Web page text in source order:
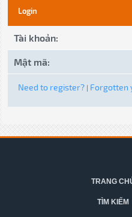
Login
Tài khoản:
Mật mã:
Need to register?| Forgotten
TRANG
TÌM KIẾM